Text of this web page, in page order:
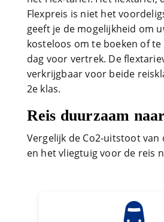
Flexpreis is niet het
geeft je de mogelijkheid om
kosteloos om te boeken of
dag voor vertrek. De
verkrijgbaar voor beide
2e klas.
Reis duurzaam
Vergelijk de Co2-uitstoot
en het vliegtuig voor de reis